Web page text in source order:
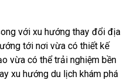
với xu hướng thay đổi địa
tới nơi vừa có thiết kế
vừa có thể trải nghiệm bền
xu hướng du lịch khám phá